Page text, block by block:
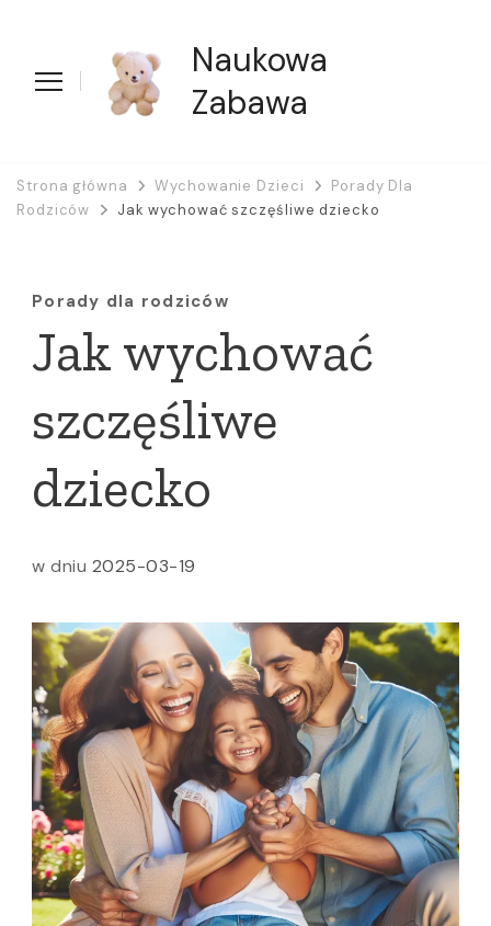
Naukowa
Zabawa
Strona główna Wychowanie Dzieci
Porady Dla
Rodziców
Jak wychować szczęśliwe dziecko
Porady dla rodziców
Jak wychować
szczęśliwe
dziecko
w dniu 2025-03-19